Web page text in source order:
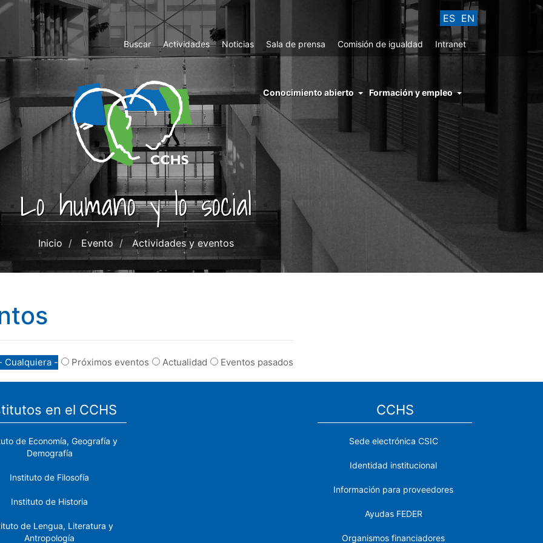
ES EN
Top
Menu
Buscar Actividades Noticias Sala de prensa Comisión de igualdad Intranet
menu
right
cchs
conocimiento
abierto
Conocimiento abierto Formación y empleo
Lo humano y lo social
Inicio Evento Actividades y eventos
Cualquiera - Próximos eventos Actualidad Eventos pasados
en el CCHS
de Economía, Geografía y
Demografía
Instituto de Filosofía
Instituto de Historia
de Lengua, Literatura y
Antropología
CCHS
Sede electrónica CSIC
Identidad institucional
Información para proveedores
Ayudas FEDER
Organismos financiadores